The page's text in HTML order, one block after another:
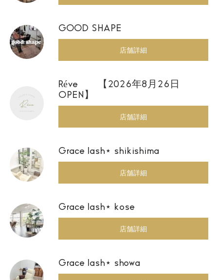
GOOD SHAPE
店舗詳細
Réve 【2026年8月26日
OPEN】
店舗詳細
Grace lash⋆ shikishima
店舗詳細
Grace lash⋆ kose
店舗詳細
Grace lash⋆ showa